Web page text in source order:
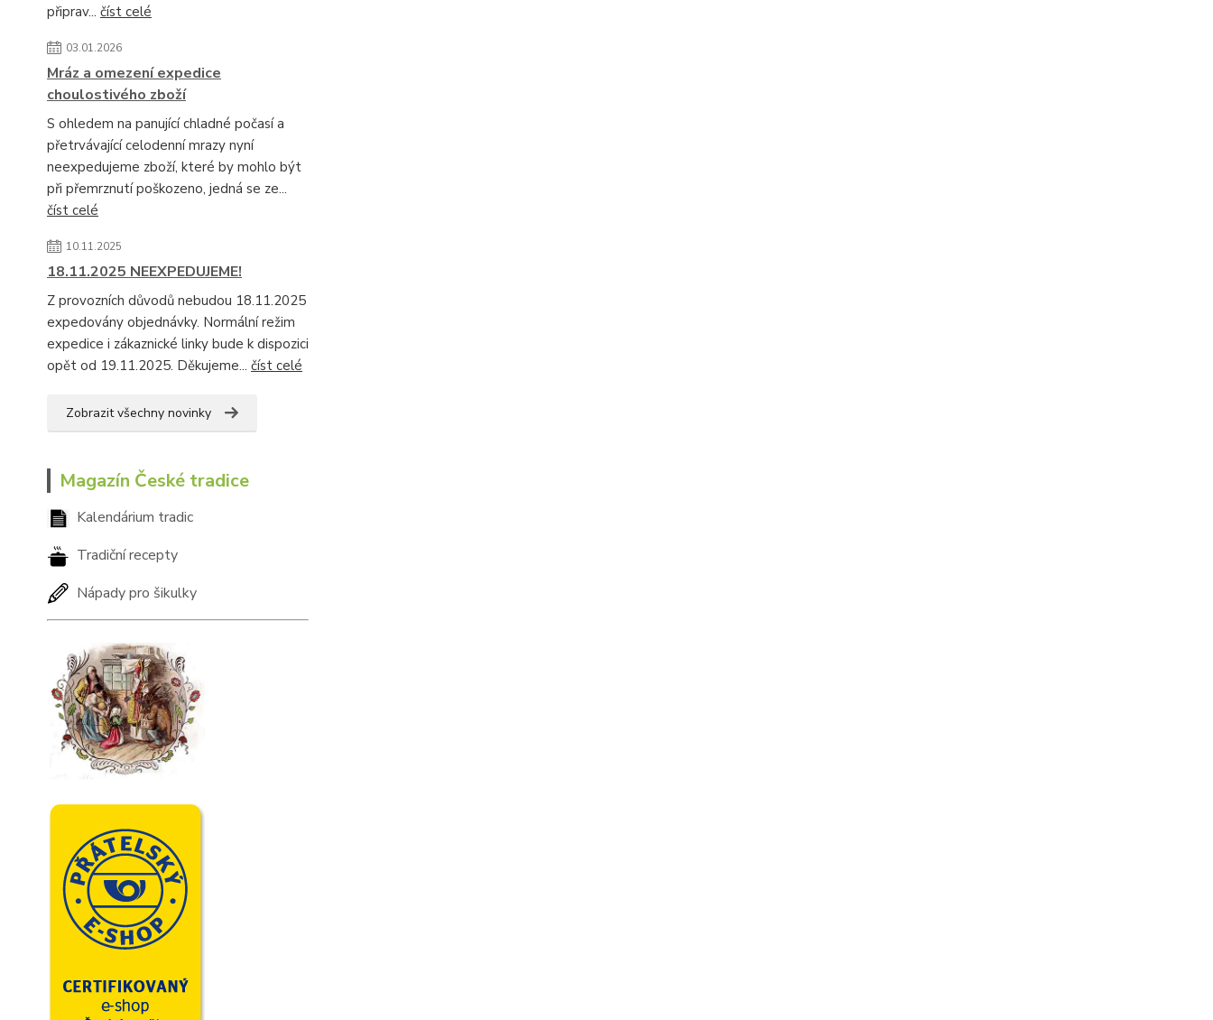
připrav... číst celé
03.01.2026
Mráz a omezení expedice
choulostivého zboží
S ohledem na panující chladné počasí a
přetrvávající celodenní mrazy nyní
neexpedujeme zboží, které by mohlo být
při přemrznutí poškozeno, jedná se ze...
číst celé
10.11.2025
18.11.2025 NEEXPEDUJEME!
Z provozních důvodů nebudou 18.11.2025
expedovány objednávky. Normální režim
expedice i zákaznické linky bude k dispozici
opět od 19.11.2025. Děkujeme... číst celé
Zobrazit všechny novinky
Magazín České tradice
Kalendárium tradic
Tradiční recepty
Nápady pro šikulky